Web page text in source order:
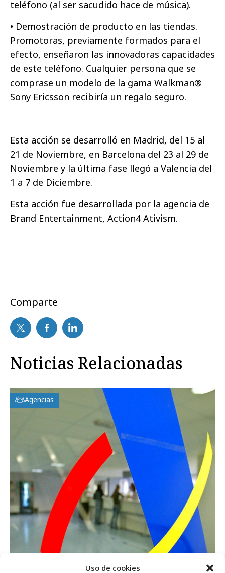
Uso de cookies
teléfono (al ser sacudido hace de música).
• Demostración de producto en las tiendas.
Promotoras, previamente formados para el
efecto, enseñaron las innovadoras capacidades
de este teléfono. Cualquier persona que se
comprase un modelo de la gama Walkman®
Sony Ericsson recibiría un regalo seguro.
Esta acción se desarrolló en Madrid, del 15 al
21 de Noviembre, en Barcelona del 23 al 29 de
Noviembre y la última fase llegó a Valencia del
1 a 7 de Diciembre.
Esta acción fue desarrollada por la agencia de
Brand Entertainment, Action4 Ativism.
Comparte
Noticias Relacionadas
Agencias